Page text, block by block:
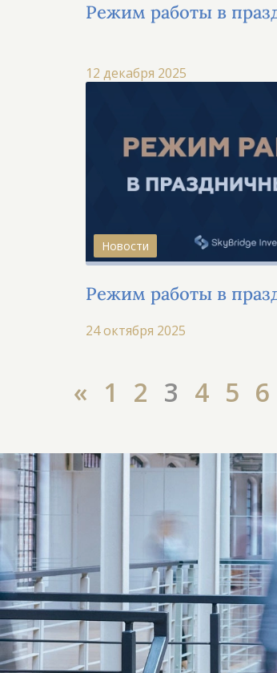
Режим работы в
12 декабря 2025
Новости
Режим работы в
24 октября 2025
« 1 2 3 4 5 6